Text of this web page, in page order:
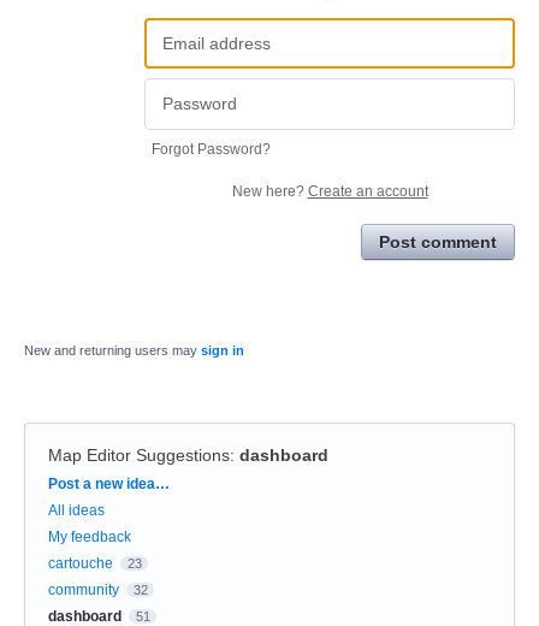
Forgot Password?
New here? Create an account
Post comment
New and returning users may sign in
Map Editor Suggestions: dashboard
Categories
Post a new idea…
All ideas
My feedback
cartouche
23
community 32
dashboard 51